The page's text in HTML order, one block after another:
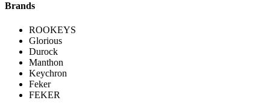
Brands
ROOKEYS
Glorious
Durock
Manthon
Keychron
Feker
FEKER